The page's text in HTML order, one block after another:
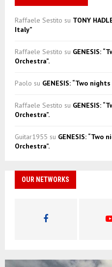
Raffaele Sestito su TONY
Italy”
Raffaele Sestito su GENESIS:
Orchestra”.
Paolo su GENESIS: “Two
Raffaele Sestito su GENESIS:
Orchestra”.
Guitar1955 su GENESIS: “Two
Orchestra”.
OUR NETWORKS